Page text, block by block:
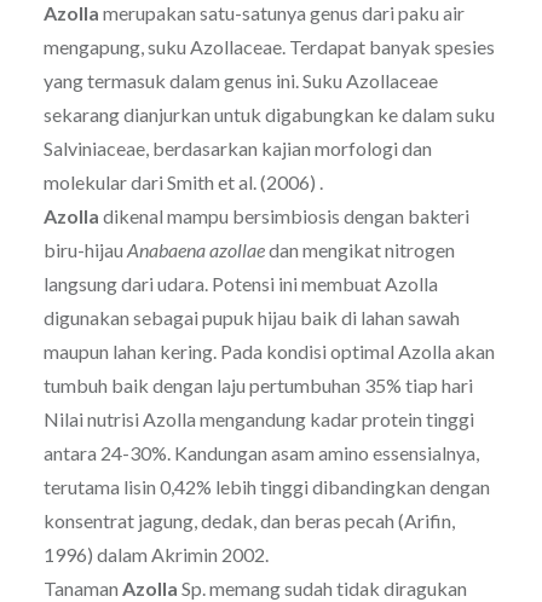
Azolla merupakan satu-satunya genus dari paku air
mengapung, suku Azollaceae. Terdapat banyak spesies
yang termasuk dalam genus ini. Suku Azollaceae
sekarang dianjurkan untuk digabungkan ke dalam suku
Salviniaceae, berdasarkan kajian morfologi dan
molekular dari Smith et al. (2006) .
Azolla dikenal mampu bersimbiosis dengan bakteri
biru-hijau Anabaena azollaedan mengikat nitrogen
langsung dari udara. Potensi ini membuat Azolla
digunakan sebagai pupuk hijau baik di lahan sawah
maupun lahan kering. Pada kondisi optimal Azolla akan
tumbuh baik dengan laju pertumbuhan 35% tiap hari
Nilai nutrisi Azolla mengandung kadar protein tinggi
antara 24-30%. Kandungan asam amino essensialnya,
terutama lisin 0,42% lebih tinggi dibandingkan dengan
konsentrat jagung, dedak, dan beras pecah (Arifin,
1996) dalam Akrimin 2002.
Tanaman Azolla Sp. memang sudah tidak diragukan